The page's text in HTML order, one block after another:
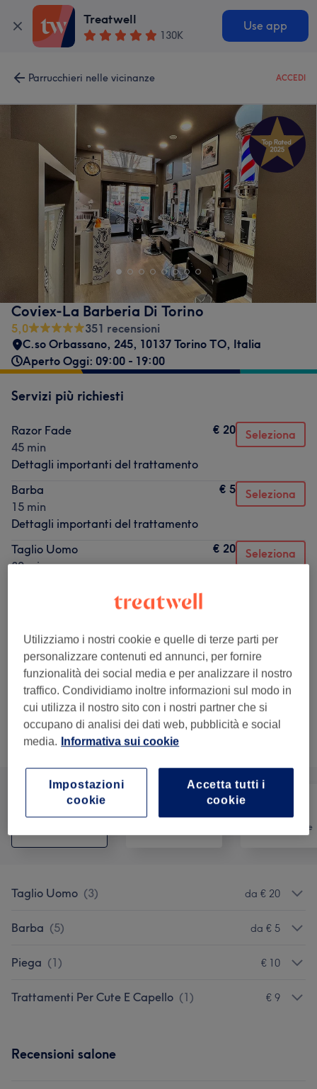
Treatwell
130K
Use app
Parrucchieri nelle vicinanze ACCEDI
Coviex-La Barberia Di Torino
5,0
351 recensioni
C.so Orbassano, 245, 10137 Torino TO, Italia
Aperto Oggi: 09:00 - 19:00
Servizi più richiesti
Razor Fade
45 min
Dettagli importanti del trattamento
€ 20 Seleziona
Barba
15 min
Dettagli importanti del trattamento
€ 5 Seleziona
Taglio Uomo
30 min
€ 20 Seleziona
Dettagli importanti del trattamento
Modellatura Barba
15 min
Dettagli importanti del trattamento
€ 15 Seleziona
Sfoglia la lista dei servizi
Depilazione
Taglio Uomo (3) da € 20
Barba (5) da € 5
Piega (1) € 10
Trattamenti Per Cute E Capello (1) € 9
Recensioni salone
Utilizziamo i nostri cookie e quelle di terze parti per
personalizzare contenuti ed annunci, per fornire
funzionalità dei social media e per analizzare il nostro
traffico. Condividiamo inoltre informazioni sul modo in
cui utilizza il nostro sito con i nostri partner che si
occupano di analisi dei dati web, pubblicità e social
media. Informativa sui cookie
Accetta tutti i
cookie
Impostazioni
cookie